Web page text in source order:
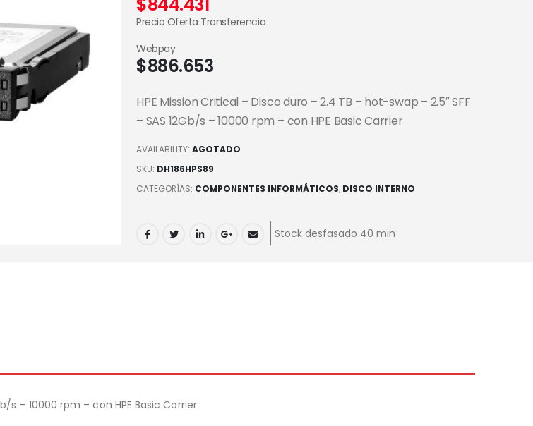
Precio Oferta Transferencia
$886.653
Webpay
HPE Mission Critical – Disco duro – 2.4 TB – hot-swap – 2.5″ SFF
– SAS 12Gb/s – 10000 rpm – con HPE Basic Carrier
AVAILABILITY: AGOTADO
SKU: DH186HPS89
CATEGORÍAS: COMPONENTES INFORMÁTICOS, DISCO INTERNO
Stock desfasado 40 min
s – 10000 rpm – con HPE Basic Carrier